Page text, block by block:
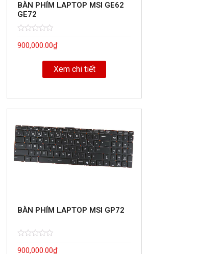
BÀN PHÍM LAPTOP MSI GE62
GE72
0
900,000.00₫
Xem chi tiết
BÀN PHÍM LAPTOP MSI GP72
0
900,000.00₫